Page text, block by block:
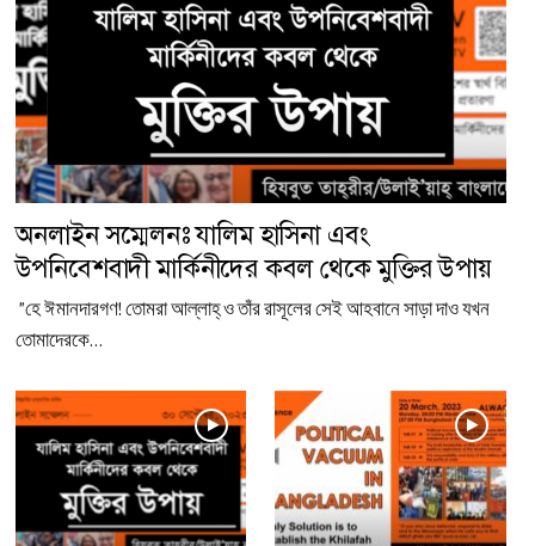
অনলাইন সম্মেলনঃ যালিম হাসিনা এবং
উপনিবেশবাদী মার্কিনীদের কবল থেকে মুক্তির উপায়
"হে ঈমানদারগণ! তোমরা আল্লাহ্‌ ও তাঁর রাসূলের সেই আহবানে সাড়া দাও যখন
তোমাদেরকে…